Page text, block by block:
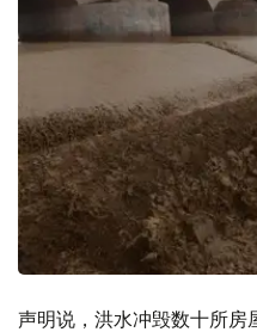
声明说，洪水冲毁数十所房